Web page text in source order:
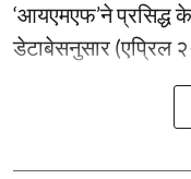
‘आयएमएफ’ने प्रसिद्ध
डेटाबेसनुसार (एप्रिल